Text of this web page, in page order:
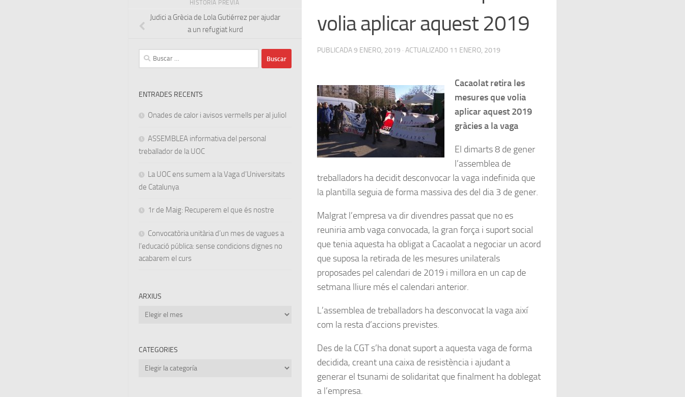
volia aplicar aquest 2019
PUBLICADA9 ENERO, 2019 · ACTUALIZADO 11 ENERO, 2019
Cacaolat retira les
mesures que volia
aplicar aquest 2019
gràcies a la vaga
El dimarts 8 de gener
l’assemblea de
treballadors ha decidit desconvocar la vaga indefinida que
la plantilla seguia de forma massiva des del dia 3 de gener.
Malgrat l’empresa va dir divendres passat que no es
reuniria amb vaga convocada, la gran força i suport social
que tenia aquesta ha obligat a Cacaolat a negociar un acord
que suposa la retirada de les mesures unilaterals
proposades pel calendari de 2019 i millora en un cap de
setmana lliure més el calendari anterior.
L’assemblea de treballadors ha desconvocat la vaga així
com la resta d’accions previstes.
Des de la CGT s’ha donat suport a aquesta vaga de forma
decidida, creant una caixa de resistència i ajudant a
generar el tsunami de solidaritat que finalment ha doblegat
a l’empresa.
HISTORIA PREVIA
Judici a Grècia de Lola Gutiérrez per ajudar
a un refugiat kurd
Buscar:
ENTRADES RECENTS
Onades de calor i avisos vermells per al juliol
ASSEMBLEA informativa del personal
treballador de la UOC
La UOC ens sumem a la Vaga d’Universitats
de Catalunya
1r de Maig: Recuperem el que és nostre
Convocatòria unitària d’un mes de vagues a
l’educació pública: sense condicions dignes no
acabarem el curs
ARXIUS
Arxius
CATEGORIES
Categories